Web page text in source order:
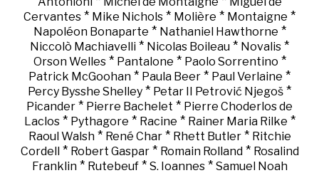
Cervantes * Mike Nichols * Molière * Montaigne *
Napoléon Bonaparte * Nathaniel Hawthorne *
Niccolò Machiavelli * Nicolas Boileau * Novalis *
Orson Welles* Pantalone * Paolo Sorrentino *
Patrick McGoohan * Paula Beer * Paul Verlaine *
Percy Bysshe Shelley * Petar II Petrović Njegoš *
Picander * Pierre Bachelet * Pierre Choderlos de
Laclos* Pythagore * Racine * Rainer Maria Rilke *
Raoul Walsh* René Char* Rhett Butler* Ritchie
Cordell * Robert Gaspar* Romain Rolland* Rosalind
Franklin* Rutebeuf* S. Ioannes* Samuel Noah